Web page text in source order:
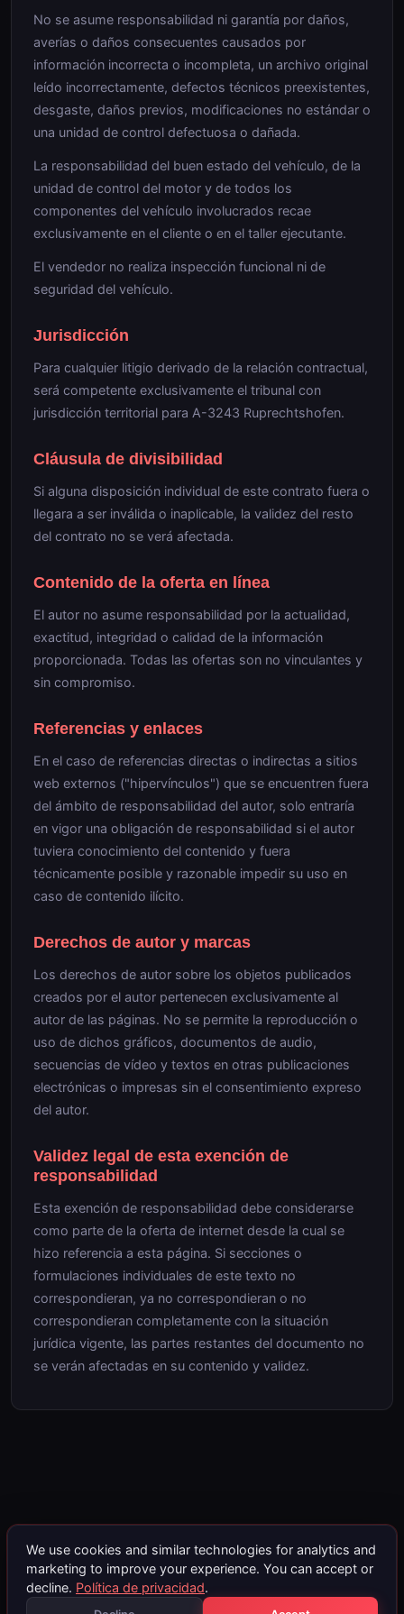
No se asume responsabilidad ni garantía por daños,
averías o daños consecuentes causados por
información incorrecta o incompleta, un archivo original
leído incorrectamente, defectos técnicos preexistentes,
desgaste, daños previos, modificaciones no estándar o
una unidad de control defectuosa o dañada.
La responsabilidad del buen estado del vehículo, de la
unidad de control del motor y de todos los
componentes del vehículo involucrados recae
exclusivamente en el cliente o en el taller ejecutante.
El vendedor no realiza inspección funcional ni de
seguridad del vehículo.
Jurisdicción
Para cualquier litigio derivado de la relación contractual,
será competente exclusivamente el tribunal con
jurisdicción territorial para A-3243 Ruprechtshofen.
Cláusula de divisibilidad
Si alguna disposición individual de este contrato fuera o
llegara a ser inválida o inaplicable, la validez del resto
del contrato no se verá afectada.
Contenido de la oferta en línea
El autor no asume responsabilidad por la actualidad,
exactitud, integridad o calidad de la información
proporcionada. Todas las ofertas son no vinculantes y
sin compromiso.
Referencias y enlaces
En el caso de referencias directas o indirectas a sitios
web externos ("hipervínculos") que se encuentren fuera
del ámbito de responsabilidad del autor, solo entraría
en vigor una obligación de responsabilidad si el autor
tuviera conocimiento del contenido y fuera
técnicamente posible y razonable impedir su uso en
caso de contenido ilícito.
Derechos de autor y marcas
Los derechos de autor sobre los objetos publicados
creados por el autor pertenecen exclusivamente al
autor de las páginas. No se permite la reproducción o
uso de dichos gráficos, documentos de audio,
secuencias de vídeo y textos en otras publicaciones
electrónicas o impresas sin el consentimiento expreso
del autor.
Validez legal de esta exención de
responsabilidad
Esta exención de responsabilidad debe considerarse
como parte de la oferta de internet desde la cual se
hizo referencia a esta página. Si secciones o
formulaciones individuales de este texto no
correspondieran, ya no correspondieran o no
correspondieran completamente con la situación
jurídica vigente, las partes restantes del documento no
se verán afectadas en su contenido y validez.
We use cookies and similar technologies for analytics and
marketing to improve your experience. You can accept or
decline. Política de privacidad.